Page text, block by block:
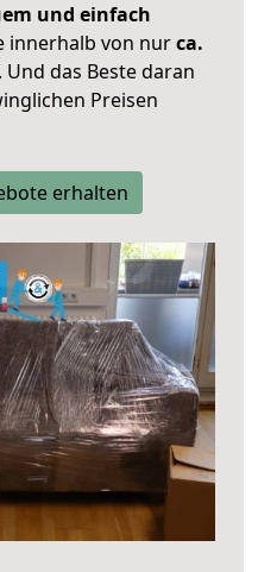
und einfach
innerhalb von nurca.
das Beste daran
Preisen
erhalten